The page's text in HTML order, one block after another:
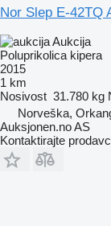
Nor Slep E-42TQ
Aukcija
Poluprikolica kipera
2015
1 km
Nosivost 31.780 kg
Norveška,
Auksjonen.no AS
Kontaktirajte